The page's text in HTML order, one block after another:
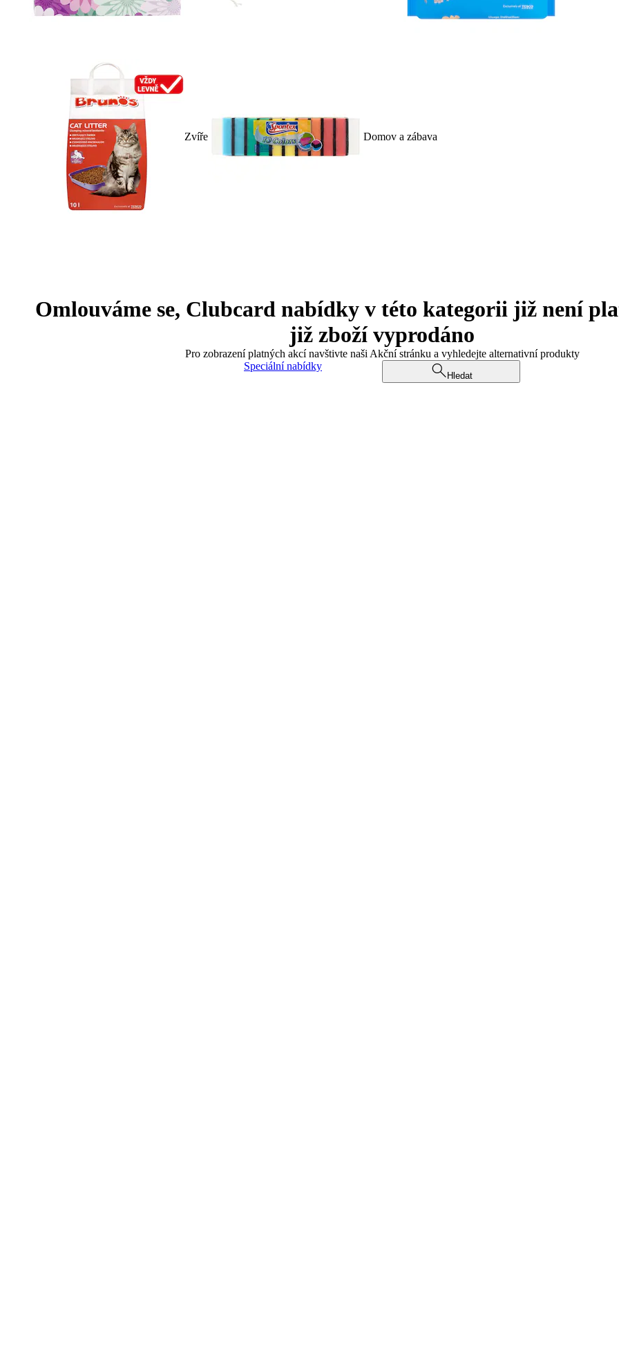
Zvíře Domov a zábava
Omlouváme se, Clubcard nabídky v této kategorii již není
již zboží vyprodáno
Pro zobrazení platných akcí navštivte naši Akční stránku a vyhledejte alternativní produkty
Speciální nabídky
Hledat